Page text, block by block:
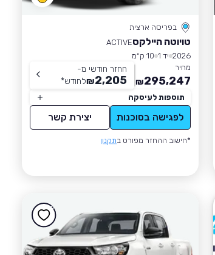
בפריסה ארצית
טויוטה היילקסACTIVE
2026 יד 1
10 ק״מ
מחיר
295,247
₪
החזר חודשי מ-
2,205
₪לחודש*
תוספות לעיסקה
לפגישה בסוכנות יצירת קשר
*חישוב ההחזר מפורט בתקנון